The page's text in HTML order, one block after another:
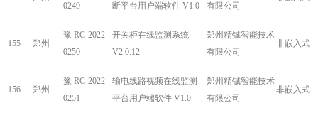
0249
断平台用户端软件 V1.0
有限公司
155 郑州
豫 RC-2022-
0250
开关柜在线监测系统
V2.0.12
郑州精铖智能技术
有限公司
非嵌入式
156 郑州
豫 RC-2022-
0251
输电线路视频在线监测
平台用户端软件 V1.0
郑州精铖智能技术
有限公司
非嵌入式